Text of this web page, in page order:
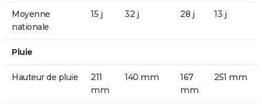
Moyenne
nationale
15 j 32 j 28 j 13 j
Pluie
Hauteur de pluie
211
mm
140 mm
167
mm
251 mm